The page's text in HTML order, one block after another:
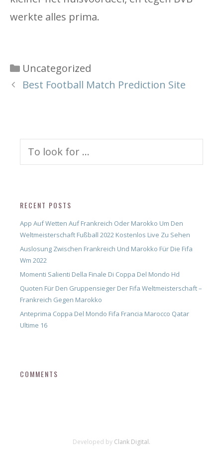
werkte alles prima.
Categories
Uncategorized
Best Football Match Prediction Site
RECENT POSTS
App Auf Wetten Auf Frankreich Oder Marokko Um Den
Weltmeisterschaft Fußball 2022 Kostenlos Live Zu Sehen
Auslosung Zwischen Frankreich Und Marokko Für Die Fifa
Wm 2022
Momenti Salienti Della Finale Di Coppa Del Mondo Hd
Quoten Für Den Gruppensieger Der Fifa Weltmeisterschaft –
Frankreich Gegen Marokko
Anteprima Coppa Del Mondo Fifa Francia Marocco Qatar
Ultime 16
COMMENTS
Developed by Clank Digital.